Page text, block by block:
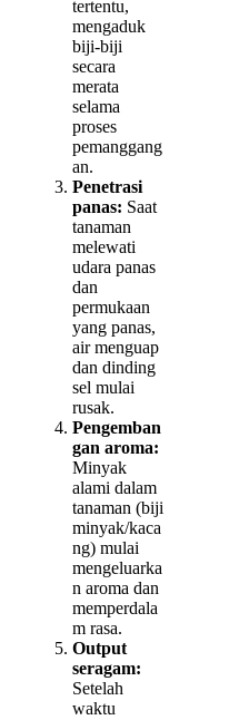
tertentu,
mengaduk
biji-biji
secara
merata
selama
proses
pemanggang
an.
Penetrasi
panas: Saat
tanaman
melewati
udara panas
dan
permukaan
yang panas,
air menguap
dan dinding
sel mulai
rusak.
Pengemban
gan aroma:
Minyak
alami dalam
tanaman (biji
minyak/kaca
ng) mulai
mengeluarka
n aroma dan
memperdala
m rasa.
Output
seragam:
Setelah
waktu